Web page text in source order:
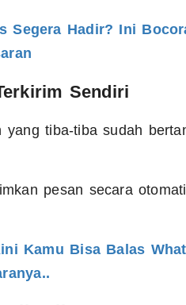
Segera Hadir? Ini
Sendiri
yang tiba-tiba sudah
pesan secara
Kamu Bisa Balas